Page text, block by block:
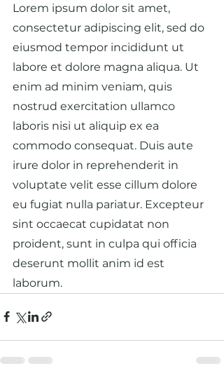
Lorem ipsum dolor sit amet,
consectetur adipiscing elit, sed do
eiusmod tempor incididunt ut
labore et dolore magna aliqua. Ut
enim ad minim veniam, quis
nostrud exercitation ullamco
laboris nisi ut aliquip ex ea
commodo consequat. Duis aute
irure dolor in reprehenderit in
voluptate velit esse cillum dolore
eu fugiat nulla pariatur. Excepteur
sint occaecat cupidatat non
proident, sunt in culpa qui officia
deserunt mollit anim id est
laborum.